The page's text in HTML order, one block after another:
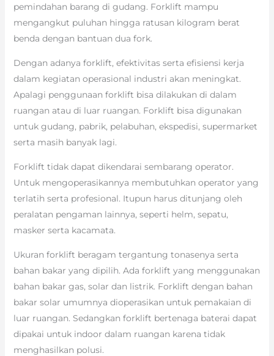
pemindahan barang di gudang. Forklift mampu
mengangkut puluhan hingga ratusan kilogram berat
benda dengan bantuan dua fork.
Dengan adanya forklift, efektivitas serta efisiensi kerja
dalam kegiatan operasional industri akan meningkat.
Apalagi penggunaan forklift bisa dilakukan di dalam
ruangan atau di luar ruangan. Forklift bisa digunakan
untuk gudang, pabrik, pelabuhan, ekspedisi, supermarket
serta masih banyak lagi.
Forklift tidak dapat dikendarai sembarang operator.
Untuk mengoperasikannya membutuhkan operator yang
terlatih serta profesional. Itupun harus ditunjang oleh
peralatan pengaman lainnya, seperti helm, sepatu,
masker serta kacamata.
Ukuran forklift beragam tergantung tonasenya serta
bahan bakar yang dipilih. Ada forklift yang menggunakan
bahan bakar gas, solar dan listrik. Forklift dengan bahan
bakar solar umumnya dioperasikan untuk pemakaian di
luar ruangan. Sedangkan forklift bertenaga baterai dapat
dipakai untuk indoor dalam ruangan karena tidak
menghasilkan polusi.